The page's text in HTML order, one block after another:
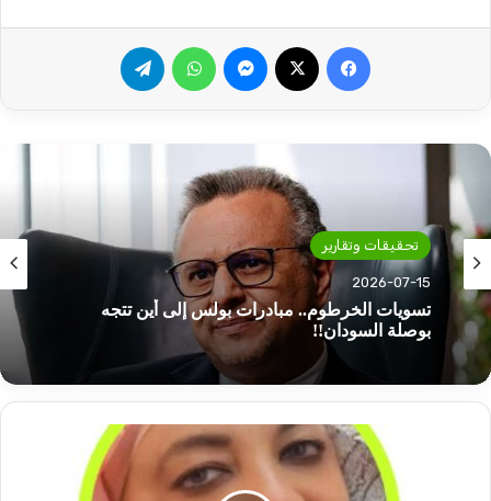
فيسبوك ماسنجر واتساب
تحقيقات وتقارير
2026-07-06
مصرف أبوظبي بالسودان.. ما وراء التصفية.. خبراء
يحللون!!